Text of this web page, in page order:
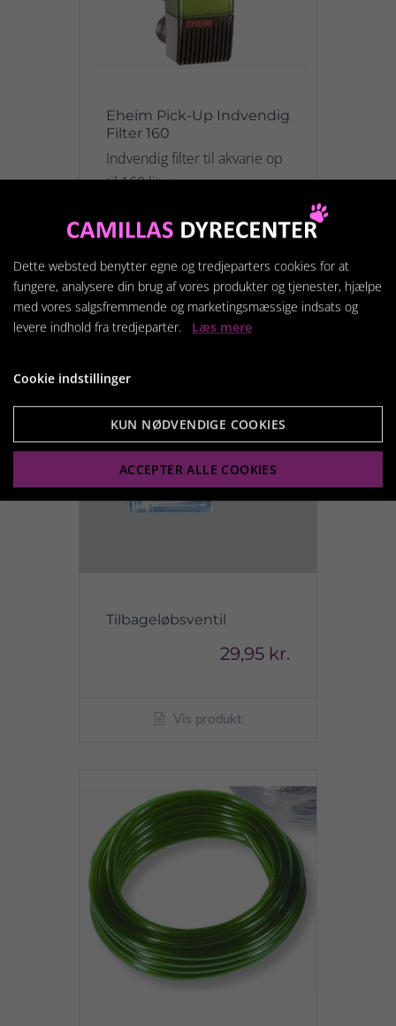
Eheim Pick-Up Indvendig
Filter 160
Indvendig filter til akvarie op
til 160 liter
469,95 kr.
Vis produkt
Tilbageløbsventil
29,95 kr.
Vis produkt
Dette websted benytter egne og tredjeparters cookies for at
fungere, analysere din brug af vores produkter og tjenester, hjælpe
med vores salgsfremmende og marketingsmæssige indsats og
levere indhold fra tredjeparter. Læs mere
Cookie indstillinger
KUN NØDVENDIGE COOKIES
ACCEPTER ALLE COOKIES